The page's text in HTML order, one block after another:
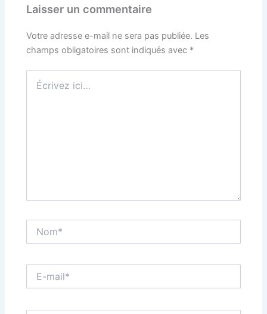
Laisser un commentaire
Votre adresse e-mail ne sera pas publiée. Les
champs obligatoires sont indiqués avec *
ici…
mail*